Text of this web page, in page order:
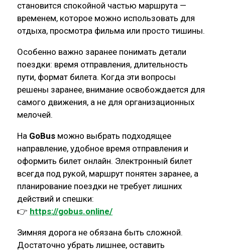
становится спокойной частью маршрута —
временем, которое можно использовать для
отдыха, просмотра фильма или просто тишины.
Особенно важно заранее понимать детали
поездки: время отправления, длительность
пути, формат билета. Когда эти вопросы
решены заранее, внимание освобождается для
самого движения, а не для организационных
мелочей.
На GoBus можно выбрать подходящее
направление, удобное время отправления и
оформить билет онлайн. Электронный билет
всегда под рукой, маршрут понятен заранее, а
планирование поездки не требует лишних
действий и спешки:
👉 https://gobus.online/
Зимняя дорога не обязана быть сложной.
Достаточно убрать лишнее, оставить